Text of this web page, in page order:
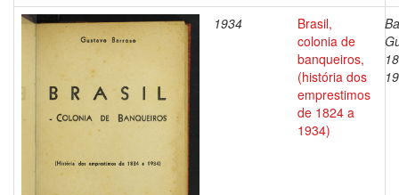
1934
Brasil,
colonia de
banqueiros,
(história dos
emprestimos
de 1824 a
1934)